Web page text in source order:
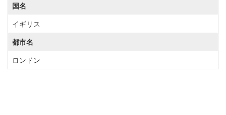
国名
イギリス
都市名
ロンドン